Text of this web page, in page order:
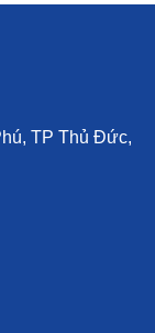
TP Thủ Đức,